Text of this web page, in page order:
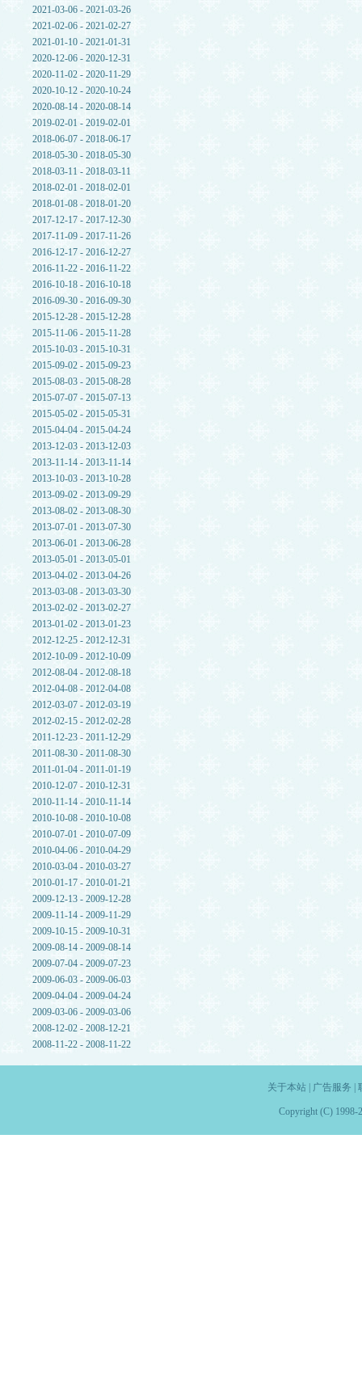
2021-03-06 - 2021-03-26
2021-02-06 - 2021-02-27
2021-01-10 - 2021-01-31
2020-12-06 - 2020-12-31
2020-11-02 - 2020-11-29
2020-10-12 - 2020-10-24
2020-08-14 - 2020-08-14
2019-02-01 - 2019-02-01
2018-06-07 - 2018-06-17
2018-05-30 - 2018-05-30
2018-03-11 - 2018-03-11
2018-02-01 - 2018-02-01
2018-01-08 - 2018-01-20
2017-12-17 - 2017-12-30
2017-11-09 - 2017-11-26
2016-12-17 - 2016-12-27
2016-11-22 - 2016-11-22
2016-10-18 - 2016-10-18
2016-09-30 - 2016-09-30
2015-12-28 - 2015-12-28
2015-11-06 - 2015-11-28
2015-10-03 - 2015-10-31
2015-09-02 - 2015-09-23
2015-08-03 - 2015-08-28
2015-07-07 - 2015-07-13
2015-05-02 - 2015-05-31
2015-04-04 - 2015-04-24
2013-12-03 - 2013-12-03
2013-11-14 - 2013-11-14
2013-10-03 - 2013-10-28
2013-09-02 - 2013-09-29
2013-08-02 - 2013-08-30
2013-07-01 - 2013-07-30
2013-06-01 - 2013-06-28
2013-05-01 - 2013-05-01
2013-04-02 - 2013-04-26
2013-03-08 - 2013-03-30
2013-02-02 - 2013-02-27
2013-01-02 - 2013-01-23
2012-12-25 - 2012-12-31
2012-10-09 - 2012-10-09
2012-08-04 - 2012-08-18
2012-04-08 - 2012-04-08
2012-03-07 - 2012-03-19
2012-02-15 - 2012-02-28
2011-12-23 - 2011-12-29
2011-08-30 - 2011-08-30
2011-01-04 - 2011-01-19
2010-12-07 - 2010-12-31
2010-11-14 - 2010-11-14
2010-10-08 - 2010-10-08
2010-07-01 - 2010-07-09
2010-04-06 - 2010-04-29
2010-03-04 - 2010-03-27
2010-01-17 - 2010-01-21
2009-12-13 - 2009-12-28
2009-11-14 - 2009-11-29
2009-10-15 - 2009-10-31
2009-08-14 - 2009-08-14
2009-07-04 - 2009-07-23
2009-06-03 - 2009-06-03
2009-04-04 - 2009-04-24
2009-03-06 - 2009-03-06
2008-12-02 - 2008-12-21
2008-11-22 - 2008-11-22
关于本站| 广告服务
Copyright (C) 1998-